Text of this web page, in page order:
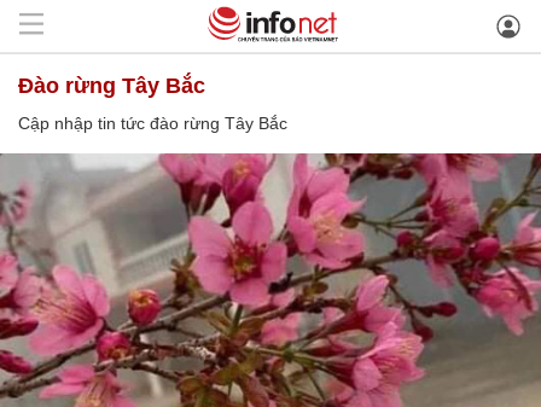
đào rừng Tây Bắc
Cập nhập tin tức đào rừng Tây Bắc